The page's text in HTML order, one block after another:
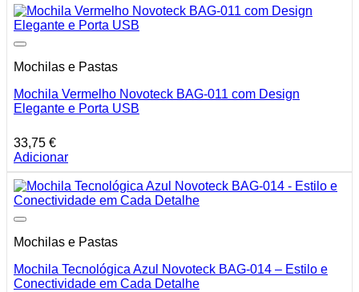
Mochilas e Pastas
Mochila Vermelho Novoteck BAG-011 com Design
Elegante e Porta USB
33,75 €
Adicionar
Mochilas e Pastas
Mochila Tecnológica Azul Novoteck BAG-014 – Estilo e
Conectividade em Cada Detalhe